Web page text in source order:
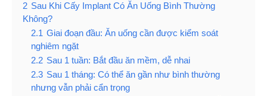
2 Sau Khi Cấy Implant Có Ăn Uống Bình Thường
Không?
2.1 Giai đoạn đầu: Ăn uống cần được kiểm soát
nghiêm ngặt
2.2 Sau 1 tuần: Bắt đầu ăn mềm, dễ nhai
2.3 Sau 1 tháng: Có thể ăn gần như bình thường
nhưng vẫn phải cẩn trọng